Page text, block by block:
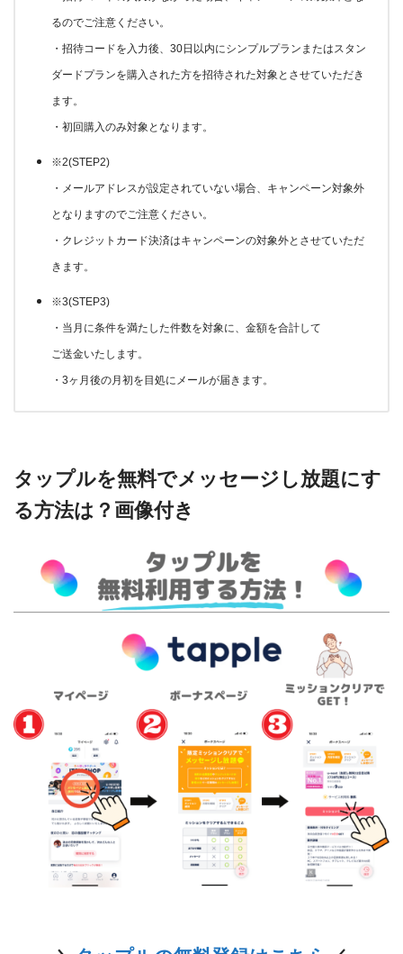
るのでご注意ください。
・招待コードを入力後、30日以内にシンプルプランまたはスタン
ダードプランを購入された方を招待された対象とさせていただき
ます。
・初回購入のみ対象となります。
※2(STEP2)
・メールアドレスが設定されていない場合、キャンペーン対象外
となりますのでご注意ください。
・クレジットカード決済はキャンペーンの対象外とさせていただ
きます。
※3(STEP3)
・当月に条件を満たした件数を対象に、金額を合計して
ご送金いたします。
・3ヶ月後の月初を目処にメールが届きます。
タップルを無料でメッセージし放題にす
る方法は？画像付き